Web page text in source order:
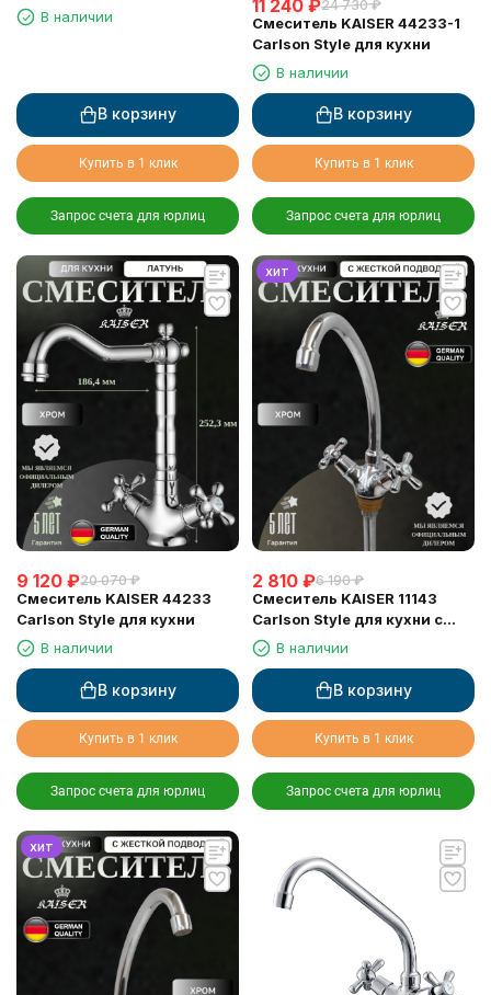
(излив 7242)
В наличии
В корзину
Купить в 1 клик
Запрос счета для юрлиц
11 240 ₽24 730 ₽
Смеситель KAISER 44233-1
Carlson Style для кухни
В наличии
В корзину
Купить в 1 клик
Запрос счета для юрлиц
9 120 ₽20 070 ₽
Смеситель KAISER 44233
Carlson Style для кухни
В наличии
В корзину
Купить в 1 клик
Запрос счета для юрлиц
хит
2 810 ₽6 190 ₽
Смеситель KAISER 11143
Carlson Style для кухни с
жесткой подводкой
В наличии
В корзину
Купить в 1 клик
Запрос счета для юрлиц
хит